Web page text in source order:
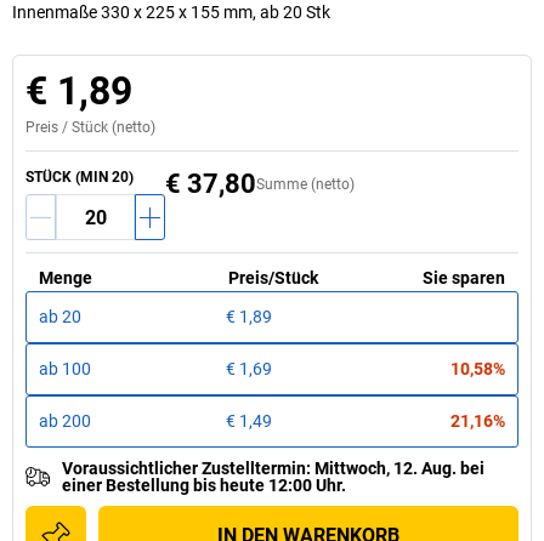
Innenmaße 330 x 225 x 155 mm, ab 20 Stk
€ 1,89
Preis / Stück (netto)
STÜCK (MIN 20) Summe (netto)
€ 37,80
Menge Preis/Stück
Sie sparen
ab20 € 1,89
ab 100 € 1,69 10,58%
ab200 € 1,49 21,16%
Voraussichtlicher Zustelltermin: Mittwoch, 12. Aug. bei
einerBestellung bis heute 12:00 Uhr.
IN DEN WARENKORB